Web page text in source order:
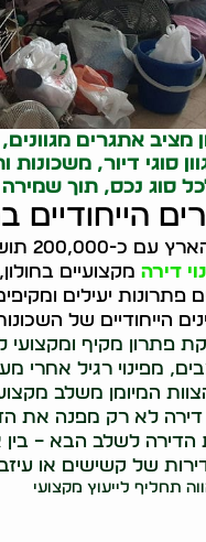
מציב אתגרים
סוגי דיור,
סוג נכס, תוך
הייחודיים
דירה מקצועיים
פתרונות יעילים
הייחודיים של
פתרון מקיף
מפינוי רגיל אחרי
המיומן משלב
דירה לא רק מפנה את
הדירה לשלב הבא – בין
דירות של קשישים או
תחליף לייעוץ מקצועי